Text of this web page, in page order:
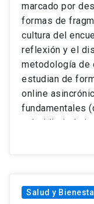
marcado por
formas de
cultura del
reflexión y el
metodología de
estudian de
online
fundamentales
subsidiariedad
convencionales
Salud y